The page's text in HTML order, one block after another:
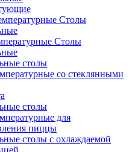
Столы
Столы
столы
со стеклянными
столы
для
пиццы
столы с охлаждаемой